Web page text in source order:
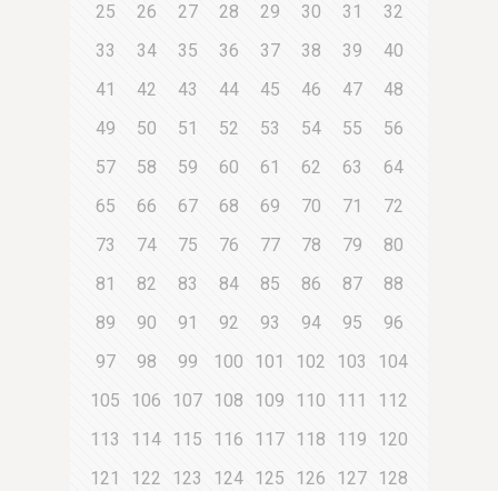
25
26 27 28 29 30 31
32
33
34 35 36 37 38 39
40
41
42 43 44 45 46 47
48
49
50 51 52 53 54 55
56
57
58 59 60 61 62 63
64
65
66 67 68 69 70 71
72
73
74 75 76 77 78 79
80
81
82 83 84 85 86 87
88
89
90 91 92 93 94 95
96
97
98 99 100 101 102 103
104
105
106 107 108 109 110 111
112
113
114 115 116 117 118 119
120
121
122 123 124 125 126 127 128